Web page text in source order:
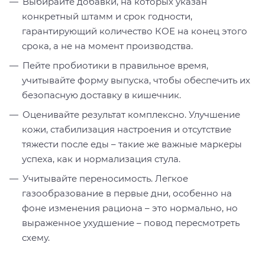
конкретный штамм и срок годности,
гарантирующий количество КОЕ на конец этого
срока, а не на момент производства.
Пейте пробиотики в правильное время,
учитывайте форму выпуска, чтобы обеспечить их
безопасную доставку в кишечник.
Оценивайте результат комплексно. Улучшение
кожи, стабилизация настроения и отсутствие
тяжести после еды – такие же важные маркеры
успеха, как и нормализация стула.
Учитывайте переносимость. Легкое
газообразование в первые дни, особенно на
фоне изменения рациона – это нормально, но
выраженное ухудшение – повод пересмотреть
схему.